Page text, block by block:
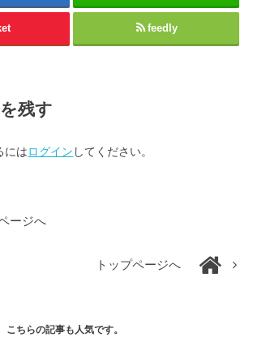
feedly
残す
にはログイン してください。
ージへ
トップページへ
こちらの記事も人気です。